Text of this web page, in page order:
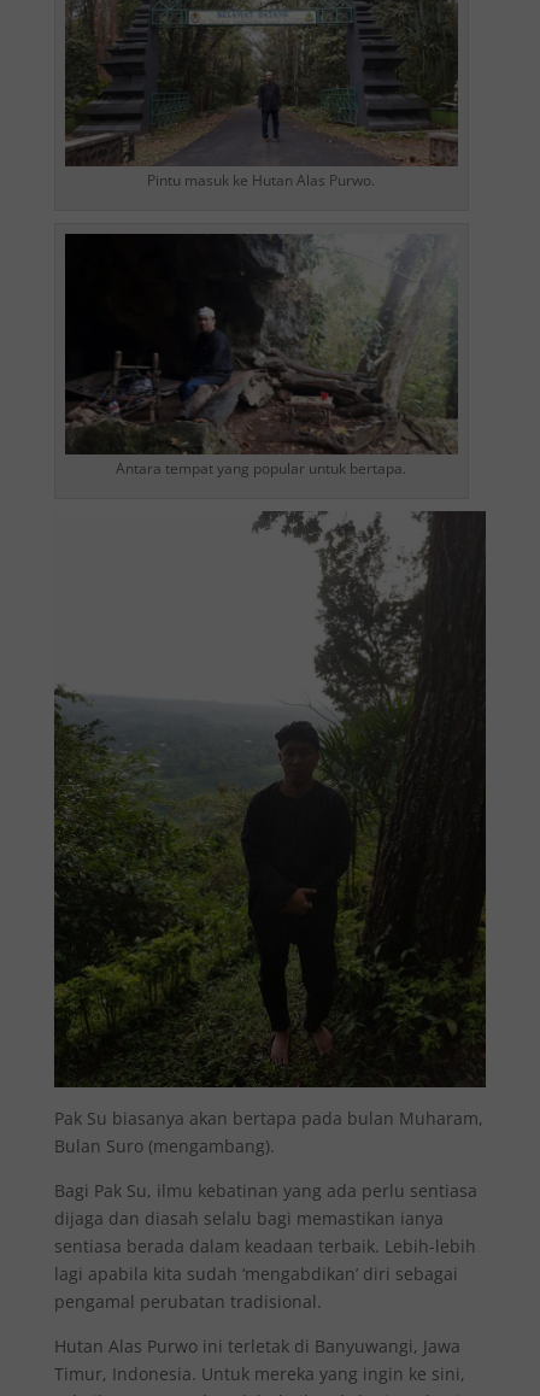
Pintu masuk ke Hutan Alas Purwo.
Antara tempat yang popular untuk bertapa.
Pak Su biasanya akan bertapa pada bulan Muharam,
Bulan Suro (mengambang).
Bagi Pak Su, ilmu kebatinan yang ada perlu sentiasa
dijaga dan diasah selalu bagi memastikan ianya
sentiasa berada dalam keadaan terbaik. Lebih-lebih
lagi apabila kita sudah ‘mengabdikan’ diri sebagai
pengamal perubatan tradisional.
Hutan Alas Purwo ini terletak di Banyuwangi, Jawa
Timur, Indonesia. Untuk mereka yang ingin ke sini,